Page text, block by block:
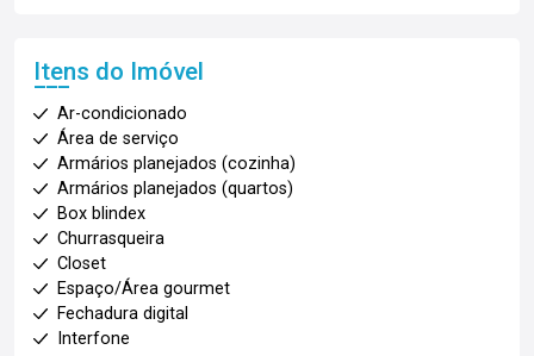
Itens do Imóvel
Ar-condicionado
Área de serviço
Armários planejados (cozinha)
Armários planejados (quartos)
Box blindex
Churrasqueira
Closet
Espaço/Área gourmet
Fechadura digital
Interfone